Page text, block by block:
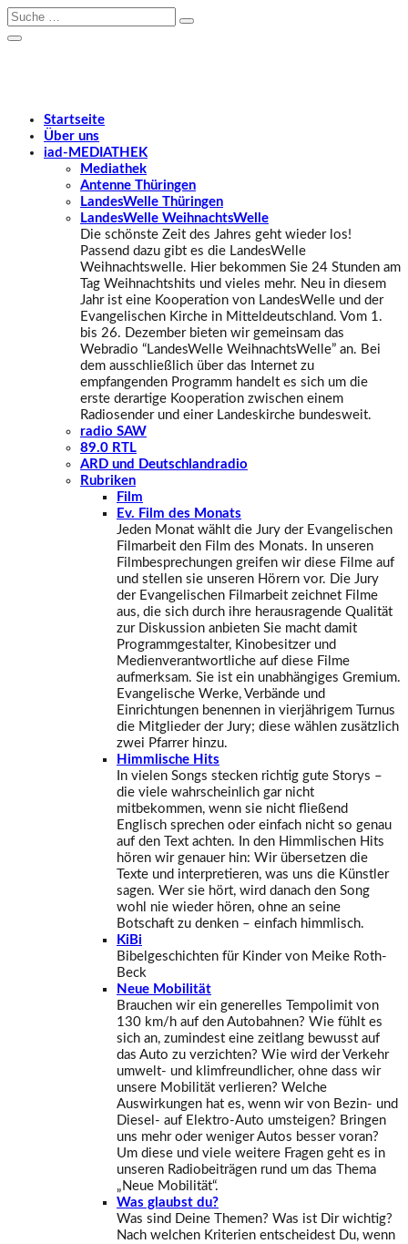
Startseite
Über uns
iad -MEDIATHEK
Mediathek
Antenne Thüringen
LandesWelle Thüringen
LandesWelle WeihnachtsWelle
Die schönste Zeit des Jahres geht wieder los!
Passend dazu gibt es die LandesWelle
Weihnachtswelle. Hier bekommen Sie 24 Stunden am
Tag Weihnachtshits und vieles mehr. Neu in diesem
Jahr ist eine Kooperation von LandesWelle und der
Evangelischen Kirche in Mitteldeutschland. Vom 1.
bis 26. Dezember bieten wir gemeinsam das
Webradio “LandesWelle WeihnachtsWelle” an. Bei
dem ausschließlich über das Internet zu
empfangenden Programm handelt es sich um die
erste derartige Kooperation zwischen einem
Radiosender und einer Landeskirche bundesweit.
radio SAW
89.0 RTL
ARD und Deutschlandradio
Rubriken
Film
Ev. Film des Monats
Jeden Monat wählt die Jury der Evangelischen
Filmarbeit den Film des Monats. In unseren
Filmbesprechungen greifen wir diese Filme auf
und stellen sie unseren Hörern vor. Die Jury
der Evangelischen Filmarbeit zeichnet Filme
aus, die sich durch ihre herausragende Qualität
zur Diskussion anbieten Sie macht damit
Programmgestalter, Kinobesitzer und
Medienverantwortliche auf diese Filme
aufmerksam. Sie ist ein unabhängiges Gremium.
Evangelische Werke, Verbände und
Einrichtungen benennen in vierjährigem Turnus
die Mitglieder der Jury; diese wählen zusätzlich
zwei Pfarrer hinzu.
Himmlische Hits
In vielen Songs stecken richtig gute Storys –
die viele wahrscheinlich gar nicht
mitbekommen, wenn sie nicht fließend
Englisch sprechen oder einfach nicht so genau
auf den Text achten. In den Himmlischen Hits
hören wir genauer hin: Wir übersetzen die
Texte und interpretieren, was uns die Künstler
sagen. Wer sie hört, wird danach den Song
wohl nie wieder hören, ohne an seine
Botschaft zu denken – einfach himmlisch.
KiBi
Bibelgeschichten für Kinder von Meike Roth-
Beck
Neue Mobilität
Brauchen wir ein generelles Tempolimit von
130 km/h auf den Autobahnen? Wie fühlt es
sich an, zumindest eine zeitlang bewusst auf
das Auto zu verzichten? Wie wird der Verkehr
umwelt- und klimfreundlicher, ohne dass wir
unsere Mobilität verlieren? Welche
Auswirkungen hat es, wenn wir von Bezin- und
Diesel- auf Elektro-Auto umsteigen? Bringen
uns mehr oder weniger Autos besser voran?
Um diese und viele weitere Fragen geht es in
unseren Radiobeiträgen rund um das Thema
„Neue Mobilität“.
Was glaubst du?
Was sind Deine Themen? Was ist Dir wichtig?
Nach welchen Kriterien entscheidest Du, wenn